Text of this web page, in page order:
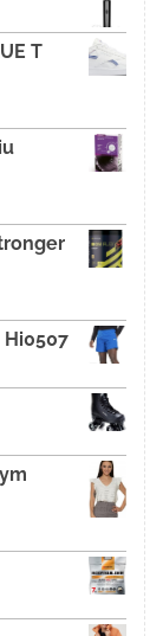
T
Hi0507